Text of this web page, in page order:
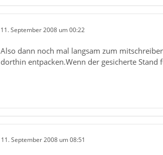
11. September 2008 um 00:22
Also dann noch mal langsam zum
dorthin entpacken.Wenn der gesicherte
11. September 2008 um 08:51